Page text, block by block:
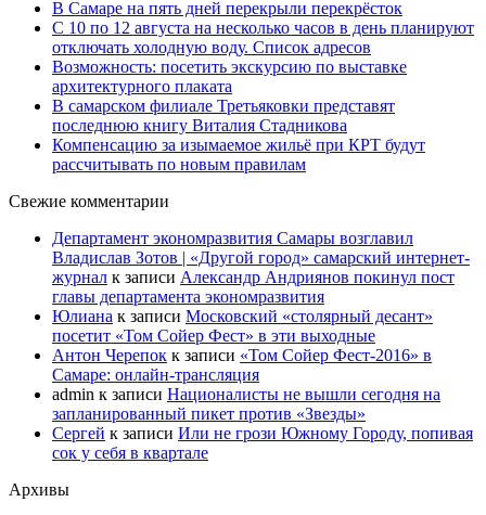
В Самаре на пять дней перекрыли перекрёсток
С 10 по 12 августа на несколько часов в день планируют
отключать холодную воду. Список адресов
Возможность: посетить экскурсию по выставке
архитектурного плаката
В самарском филиале Третьяковки представят
последнюю книгу Виталия Стадникова
Компенсацию за изымаемое жильё при КРТ будут
рассчитывать по новым правилам
Свежие комментарии
Департамент экономразвития Самары возглавил
Владислав Зотов | «Другой город» самарский интернет-
журнал к записи Александр Андриянов покинул пост
главы департамента экономразвития
Юлиана к записи Московский «столярный десант»
посетит «Том Сойер Фест» в эти выходные
Антон Черепок к записи «Том Сойер Фест-2016» в
Самаре: онлайн-трансляция
admin к записи Националисты не вышли сегодня на
запланированный пикет против «Звезды»
Сергей к записи Или не грози Южному Городу, попивая
сок у себя в квартале
Архивы